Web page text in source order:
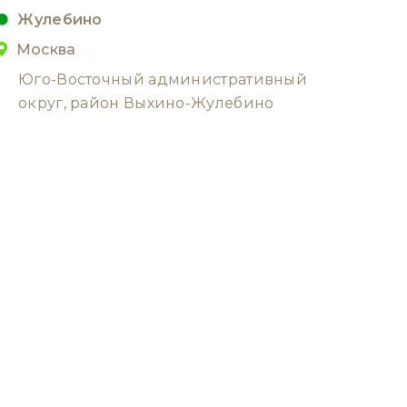
Жулебино
Москва
Юго-Восточный административный
округ, район Выхино-Жулебино